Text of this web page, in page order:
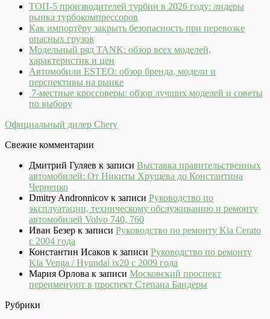
ТОП-5 производителей турбин в 2026 году: лидеры
рынка турбокомпрессоров
Как импортёру закрыть безопасность при перевозке
опасных грузов
Модельный ряд TANK: обзор всех моделей,
характеристик и цен
Автомобили ESTEO: обзор бренда, модели и
перспективы на рынке
7-местные кроссоверы: обзор лучших моделей и советы
по выбору
Официальный дилер Chery
Свежие комментарии
Дмитрий Гуляев к записи Выставка правительственных
автомобилей: От Никиты Хрущева до Константина
Черненко
Dmitry Andronnicov к записи Руководство по
эксплуатации, техническому обслуживанию и ремонту
автомобилей Volvo 740, 760
Иван Безер к записи Руководство по ремонту Kia Cerato
c 2004 года
Константин Исаков к записи Руководство по ремонту
Kia Venga / Hyundai ix20 c 2009 года
Мария Орлова к записи Московский проспект
переименуют в проспект Степана Бандеры
Рубрики